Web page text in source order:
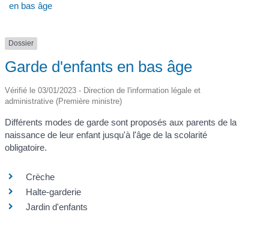
en bas âge
Dossier
Garde d'enfants en bas âge
Vérifié le 03/01/2023 - Direction de l'information légale et
administrative (Première ministre)
Différents modes de garde sont proposés aux parents de la
naissance de leur enfant jusqu'à l'âge de la scolarité
obligatoire.
Crèche
Halte-garderie
Jardin d'enfants